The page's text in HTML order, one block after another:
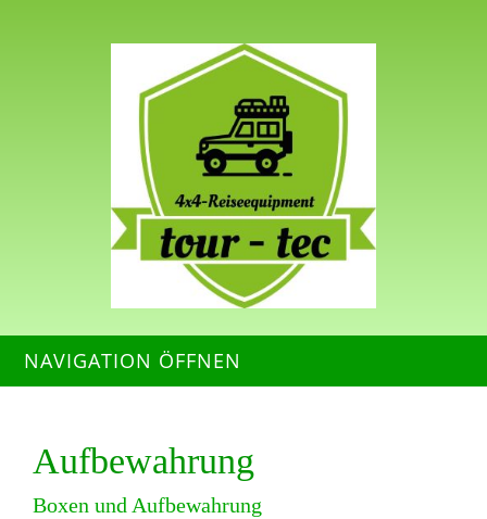
NAVIGATION ÖFFNEN
Aufbewahrung
Boxen und Aufbewahrung